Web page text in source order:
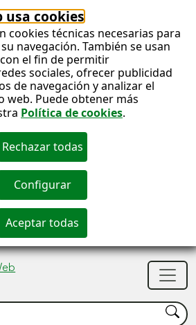
usa cookies
cookies técnicas necesarias para
navegación. También se usan
el fin de permitir
sociales, ofrecer publicidad
de navegación y analizar el
web. Puede obtener más
Política de cookies.
Buscar